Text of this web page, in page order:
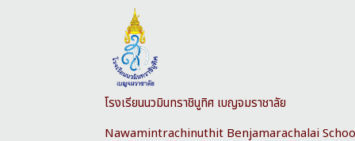
โรงเรียนนวมินทราชินูทิศ เบญจมราชาลัย
Nawamintrachinuthit Benjamarachalai